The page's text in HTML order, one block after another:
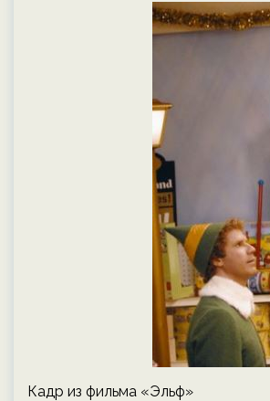
Кадр из фильма «Эльф»